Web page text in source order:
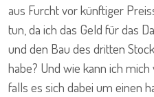
aus Furcht vor künftiger
tun, da ich das Geld für das
und den Bau des dritten
habe? Und wie kann ich
falls es sich dabei um einen